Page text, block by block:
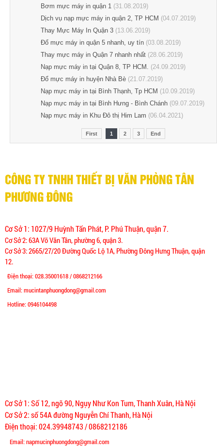
Bơm mực máy in quận 1 (31.08.2019)
Dịch vụ nạp mực máy in quận 2, TP HCM (04.07.2019)
Thay Mực Máy In Quận 3 (13.06.2019)
Đổ mực máy in quận 5 nhanh, uy tín (03.08.2019)
Thay mực máy in Quận 7 nhanh nhất (28.06.2019)
Nạp mực máy in tại Quận 8, TP HCM.
(24.09.2019)
Đổ mực máy in huyện Nhà Bè (21.07.2019)
Nạp mực máy in tại Bình Thạnh, Tp HCM (10.09.2019)
Nạp mực máy in tại Bình Hưng - Bình Chánh (09.07.2019)
Nạp mực máy in Khu Đô thị Him Lam (06.04.2021)
First 1 2 3 End
CÔNG TY TNHH THIẾT BỊ VĂN PHÒNG TÂN
PHƯƠNG ĐÔNG
Cơ Sở 1: 1027/9 Huỳnh Tấn Phát, P. Phú Thuận, quận 7.
Cơ Sở 2: 63A Võ Văn Tần, phường 6, quận 3.
Cơ Sở 3: 2665/27/20 Đường Quốc Lộ 1A, Phường Đông Hưng Thuận, quận
12.
Điện thoại: 028.35001618 / 0868212166
Email: mucintanphuongdong@gmail.com
Hotline: 0946104498
Cơ Sở 1: Số 12, ngõ 90, Ngụy Như Kon Tum, Thanh Xuân, Hà Nội
Cơ Sở 2: số 54A đường Nguyễn Chí Thanh, Hà Nội
Điện thoại: 024.39948743 / 0868212186
Email: napmucinphuongdong@gmail.com